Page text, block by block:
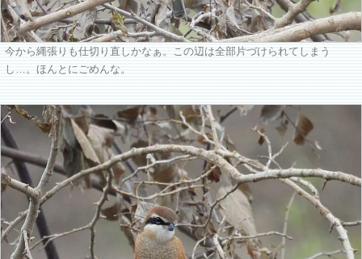
今から縄張りも仕切り直しかなぁ。この辺は全部片づけられてしまう
し…。ほんとにごめんな。